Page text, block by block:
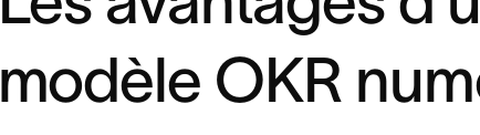
modèle OKR